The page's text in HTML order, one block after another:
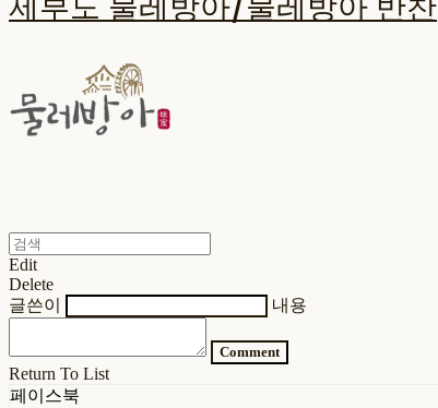
Edit
Delete
글쓴이
내용
Comment
Return To List
페이스북